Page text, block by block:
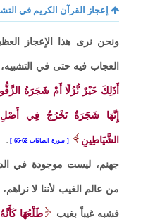
إعجاز القرآن الكريم في
ونحن نرى هذا الإعجاز
العجاب فيه حتى في
أَذَلِكَ خَيْرٌ نُّزُلًا أَمْ شَجَرَةُ
إِنَّهَا شَجَرَةٌ تَخْرُجُ فِي أَصْلِ
الشَّيَاطِينِ سورة الصافات 62-65
جهنم، ليست موجودة في
من عالم الغيب لأننا لا
فشبه غيباً بغيب طَلْعُهَا